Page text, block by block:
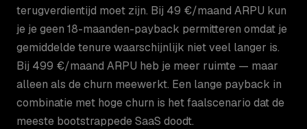
terugverdientijd moet zijn. Bij 49 €/maand ARPU kun
je je geen 18-maanden-payback permitteren omdat je
gemiddelde tenure waarschijnlijk niet veel langer is.
Bij 499 €/maand ARPU heb je meer ruimte — maar
alleen als de churn meewerkt. Een lange payback in
combinatie met hoge churn is het faalscenario dat de
meeste bootstrappede SaaS doodt.